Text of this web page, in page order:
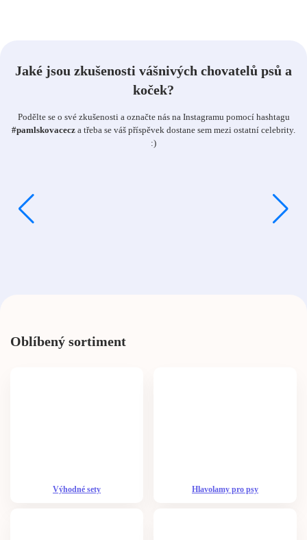
Jaké jsou zkušenosti vášnivých chovatelů psů a
koček?
Podělte se o své zkušenosti a označte nás na Instagramu pomocí hashtagu
#pamlskovacecz a třeba se váš příspěvek dostane sem mezi ostatní celebrity.
:)
Oblíbený sortiment
Výhodné sety Hlavolamy pro psy